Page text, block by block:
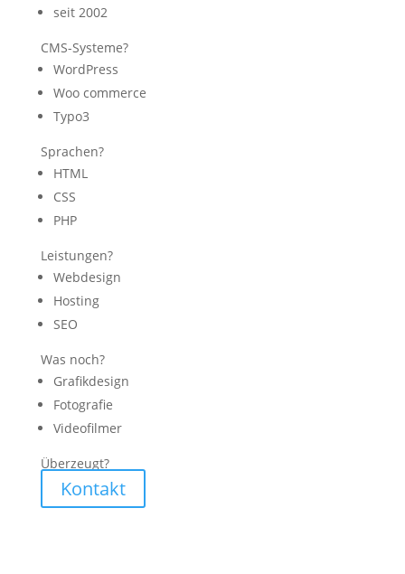
seit 2002
CMS-Systeme?
WordPress
Woo commerce
Typo3
Sprachen?
HTML
CSS
PHP
Leistungen?
Webdesign
Hosting
SEO
Was noch?
Grafikdesign
Fotografie
Videofilmer
Überzeugt?
Kontakt